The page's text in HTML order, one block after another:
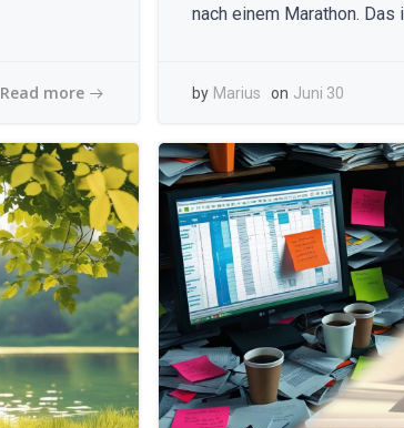
Read more
nach einem Marathon. Das
by Marius on Juni 30